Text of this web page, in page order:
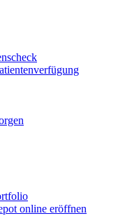
online eröffnen